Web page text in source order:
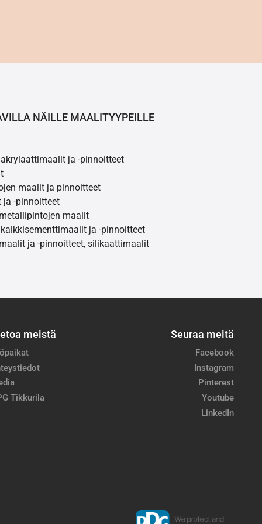
NÄILLE MAALITYYPEILLE
ja -pinnoitteet
maalit ja pinnoitteet
ja -pinnoitteet
maalit
ja -pinnoitteet
ja -pinnoitteet, silikaattimaalit
meistä
Tikkurila
Seuraa meitä
Facebook
Instagram
Pinterest
Youtube
LinkedIn